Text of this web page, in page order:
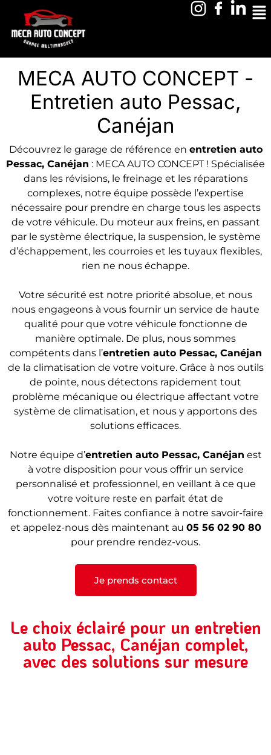
MECA AUTO CONCEPT -
Entretien auto Pessac,
Canéjan
Découvrez le garage de référence en entretien auto
Pessac, Canéjan : MECA AUTO CONCEPT ! Spécialisée
dans les révisions, le freinage et les réparations
complexes, notre équipe possède l’expertise
nécessaire pour prendre en charge tous les aspects
de votre véhicule. Du moteur aux freins, en passant
par le système électrique, la suspension, le système
d’échappement, les courroies et les tuyaux flexibles,
rien ne nous échappe.
Votre sécurité est notre priorité absolue, et nous
nous engageons à vous fournir un service de haute
qualité pour que votre véhicule fonctionne de
manière optimale. De plus, nous sommes
compétents dans l’entretien autoPessac, Canéjan
de la climatisation de votre voiture. Grâce à nos outils
de pointe, nous détectons rapidement tout
problème mécanique ou électrique affectant votre
système de climatisation, et nous y apportons des
solutions efficaces.
Notre équipe d’entretien auto Pessac, Canéjan est
à votre disposition pour vous offrir un service
personnalisé et professionnel, en veillant à ce que
votre voiture reste en parfait état de
fonctionnement. Faites confiance à notre savoir-faire
et appelez-nous dès maintenant au 05 56 02 90 80
pour prendre rendez-vous.
Je prends contact
Le choix éclairé pour un entretien
auto Pessac, Canéjan complet,
avec des solutions sur mesure